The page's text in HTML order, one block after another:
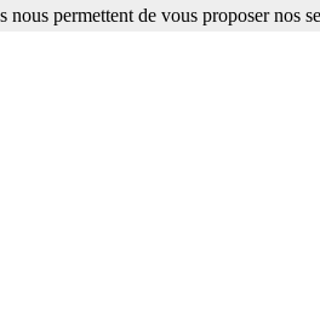
nous permettent de vous proposer nos